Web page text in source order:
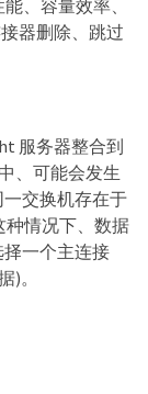
、容量效率、
器删除、跳过
服务器整合到
、可能会发生
交换机存在于
种情况下、数据
一个主连接
)。